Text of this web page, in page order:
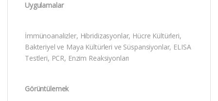
Uygulamalar
İmmünoanalizler, Hibridizasyonlar, Hücre Kültürleri,
Bakteriyel ve Maya Kültürleri ve Süspansiyonlar, ELISA
Testleri, PCR, Enzim Reaksiyonları
Görüntülemek